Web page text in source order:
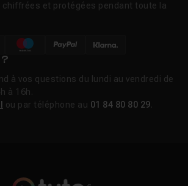
et protégées pendant toute la
à vos questions du lundi au vendredi de
à 16h.
ou par téléphone au 01 84 80 80 29